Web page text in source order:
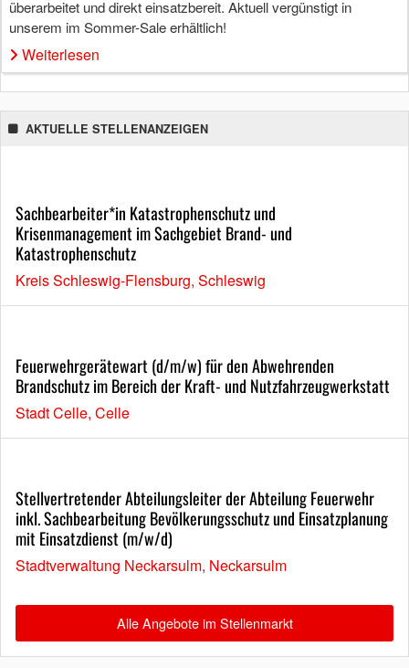
überarbeitet und direkt einsatzbereit. Aktuell vergünstigt in
unserem im Sommer-Sale erhältlich!
Weiterlesen
AKTUELLE STELLENANZEIGEN
Sachbearbeiter*in Katastrophenschutz und
Krisenmanagement im Sachgebiet Brand- und
Katastrophenschutz
Kreis Schleswig-Flensburg, Schleswig
Feuerwehrgerätewart (d/m/w) für den Abwehrenden
Brandschutz im Bereich der Kraft- und Nutzfahrzeugwerkstatt
Stadt Celle, Celle
Stellvertretender Abteilungsleiter der Abteilung Feuerwehr
inkl. Sachbearbeitung Bevölkerungsschutz und Einsatzplanung
mit Einsatzdienst (m/w/d)
Stadtverwaltung Neckarsulm, Neckarsulm
Alle Angebote im Stellenmarkt